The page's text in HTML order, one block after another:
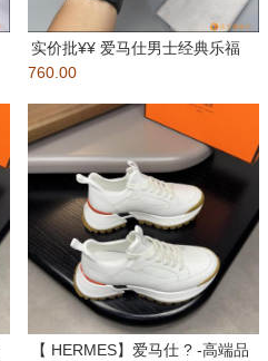
实价批¥¥ 爱马仕男士经典乐福
鞋，将经典的鞋履款式与标志性
760.00
【 HERMES】爱马仕 ? -高端品